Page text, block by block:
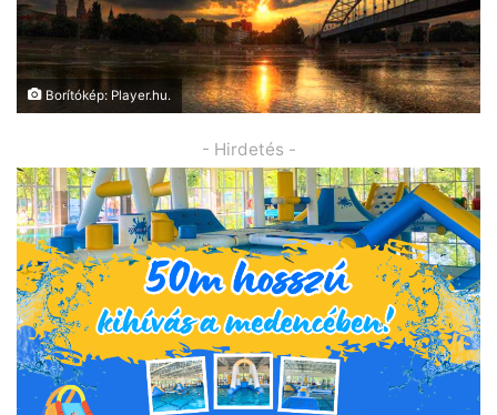
Borítókép: Player.hu.
- Hirdetés -